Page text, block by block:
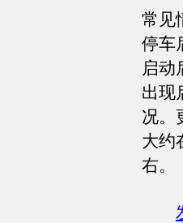
常见
停车
启动
出现
况。
大约
右。